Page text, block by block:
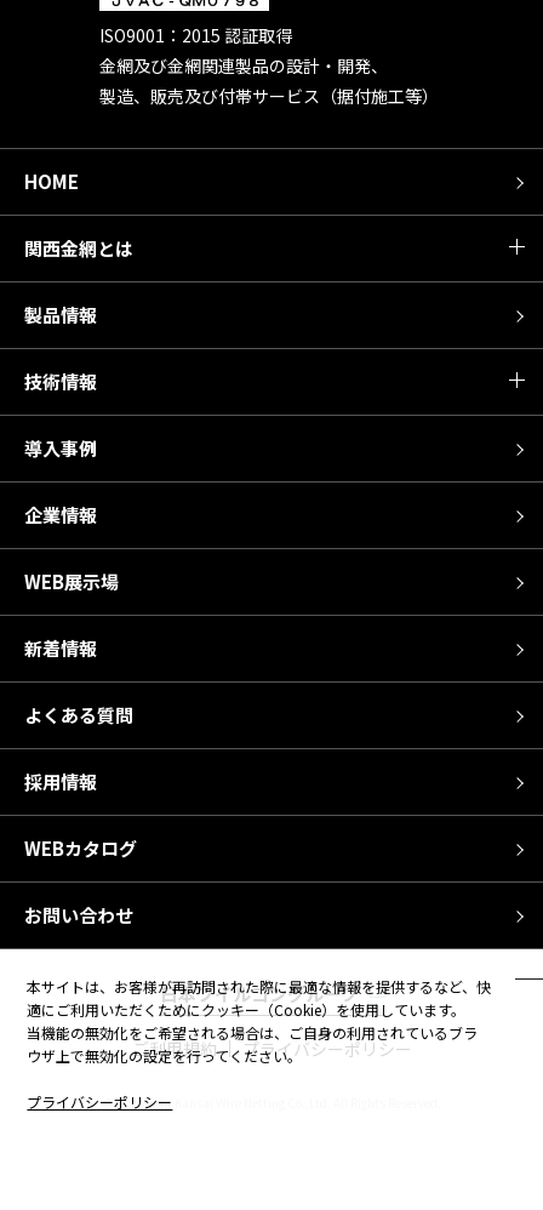
本サイトは、お客様が再訪問された際に最適な情報を提供するなど、快
適にご利用いただくためにクッキー（Cookie）を使用しています。
当機能の無効化をご希望される場合は、ご自身の利用されているブラ
ウザ上で無効化の設定を行ってください。
プライバシーポリシー
ISO9001：2015 認証取得
金網及び金網関連製品の設計・開発、
製造、販売及び付帯サービス（据付施工等）
HOME
関西金網とは
製品情報
技術情報
導入事例
企業情報
WEB展示場
新着情報
よくある質問
採用情報
WEBカタログ
お問い合わせ
日本フイルコングループ
ご利用規約 プライバシーポリシー
© Copyright Kansai Wire Netting Co.,Ltd. All Rights Reserved.